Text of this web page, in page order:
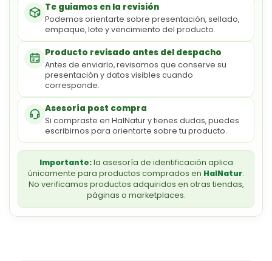
Te guiamos en la revisión
Podemos orientarte sobre presentación, sellado,
empaque, lote y vencimiento del producto.
Producto revisado antes del despacho
Antes de enviarlo, revisamos que conserve su
presentación y datos visibles cuando
corresponde.
Asesoría post compra
Si compraste en HalNatur y tienes dudas, puedes
escribirnos para orientarte sobre tu producto.
Importante:la asesoría de identificación aplica
únicamente para productos comprados en HalNatur.
No verificamos productos adquiridos en otras tiendas,
páginas o marketplaces.